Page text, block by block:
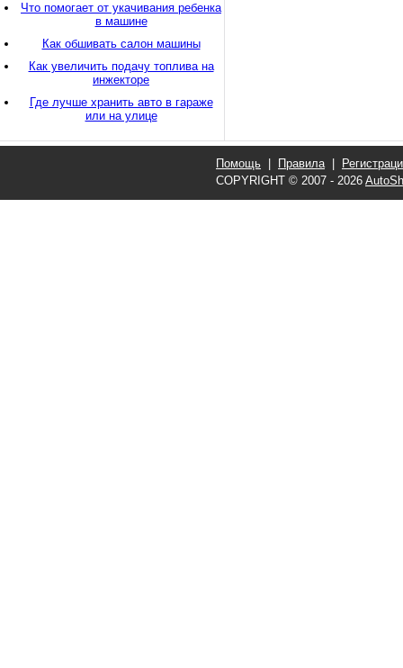
Что помогает от укачивания ребенка
в машине
Как обшивать салон машины
Как увеличить подачу топлива на
инжекторе
Где лучше хранить авто в гараже
или на улице
Помощь Правила|
COPYRIGHT © 2007 - 2026